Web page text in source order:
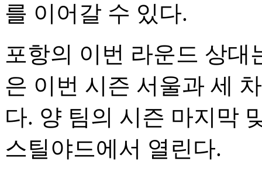
를 이어갈 수 있다.
포항의 이번 라운드 상대
은 이번 시즌 서울과 세
다. 양 팀의 시즌 마지막
스틸야드에서 열린다.